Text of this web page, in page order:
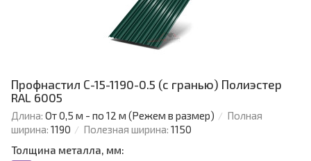
Профнастил С-15-1190-0.5 (с гранью) Полиэстер
RAL 6005
Длина: От 0,5 м - по 12 м (Режем в размер)
Полная
ширина: 1190 Полезная ширина: 1150
Толщина металла, мм: